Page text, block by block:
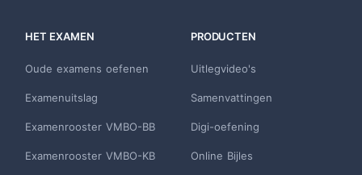
HET EXAMEN
Oude examens oefenen
Examenuitslag
Examenrooster VMBO-BB
Examenrooster VMBO-KB
PRODUCTEN
Uitlegvideo's
Samenvattingen
Digi-oefening
Online Bijles